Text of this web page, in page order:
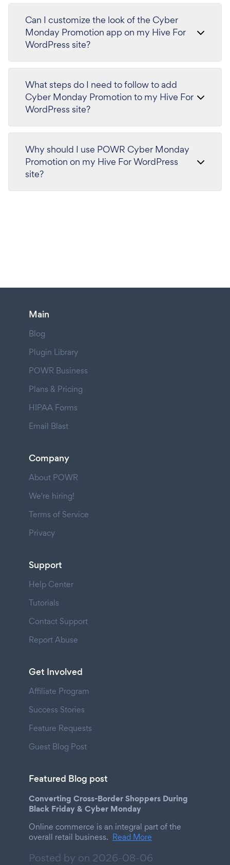
Can I customize the look of the Cyber
Monday Promotion app on my Hive For
WordPress site?
What steps do I need to follow to add
Cyber Monday Promotion to my Hive For
WordPress site?
Why should I use POWR Cyber Monday
Promotion on my Hive For WordPress
site?
Main
Blog
Plugin Library
POWR Business
Plans & Pricing
HIPAA Forms
Email Blast
Company
About POWR
We're hiring!
Terms of Service
Privacy
Support
Help Center
Tutorials
Contact Support
Report Abuse
Get Involved
Affiliate Program
Success Stories
Feature Requests
Guest Blog Post
Featured Blog post
Converting Cross-Border Shoppers During
Black Friday & Cyber Monday
Online commerce is an integral part of the
overall retail business. Read More
Posted by on 2026-08-06